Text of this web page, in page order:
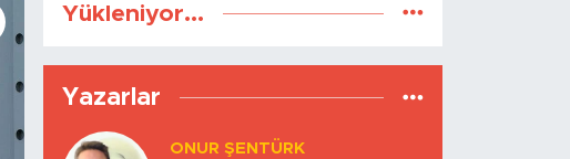
Yükleniyor...
Yazarlar
ONUR ŞENTÜRK